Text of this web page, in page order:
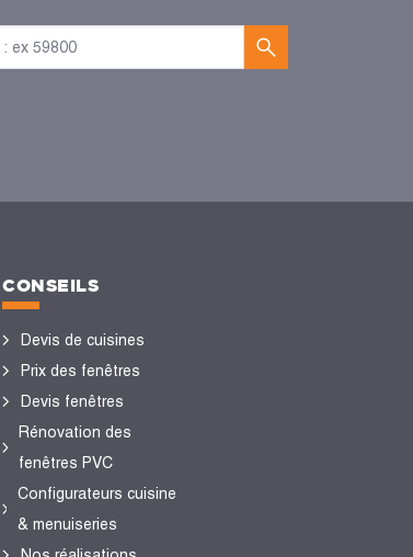
CONSEILS
Devis de cuisines
Prix des fenêtres
Devis fenêtres
Rénovation des
fenêtres PVC
Configurateurs cuisine
& menuiseries